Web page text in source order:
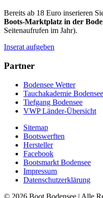
Bereits ab 18 Euro inserieren
Boots-Marktplatz in der
Seitenaufrufen im Jahr).
Inserat aufgeben
Partner
Bodensee Wetter
Tauchakademie Bodensee
Tiefgang Bodensee
VWP Länder-Übersicht
Sitemap
Bootswerften
Hersteller
Facebook
Bootsmarkt Bodensee
Impressum
Datenschutzerklärung
© 2026 Boot Bodensee | Alle